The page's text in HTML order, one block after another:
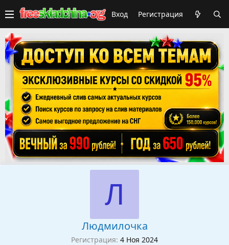
Вход Регистрация
Л
Людмилочка
Регистрация 4 Ноя 2024